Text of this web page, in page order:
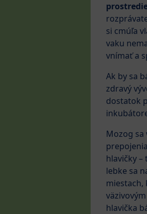
si cmúľa
vaku
vnímať a
Ak by sa
zdravý
dostatok
Mozog sa
hlavičky
lebke sa
miestach,
hlavička